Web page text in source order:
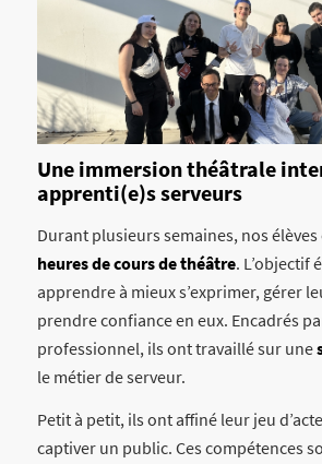
Une immersion théâtrale
apprenti(e)s serveurs
Durant plusieurs semaines, nos
heures de cours de théâtre. L’objectif
apprendre à mieux s’exprimer, gérer
prendre confiance en eux. Encadrés
professionnel, ils ont travaillé sur une
le métier de serveur.
Petit à petit, ils ont affiné leur jeu
captiver un public. Ces compétences